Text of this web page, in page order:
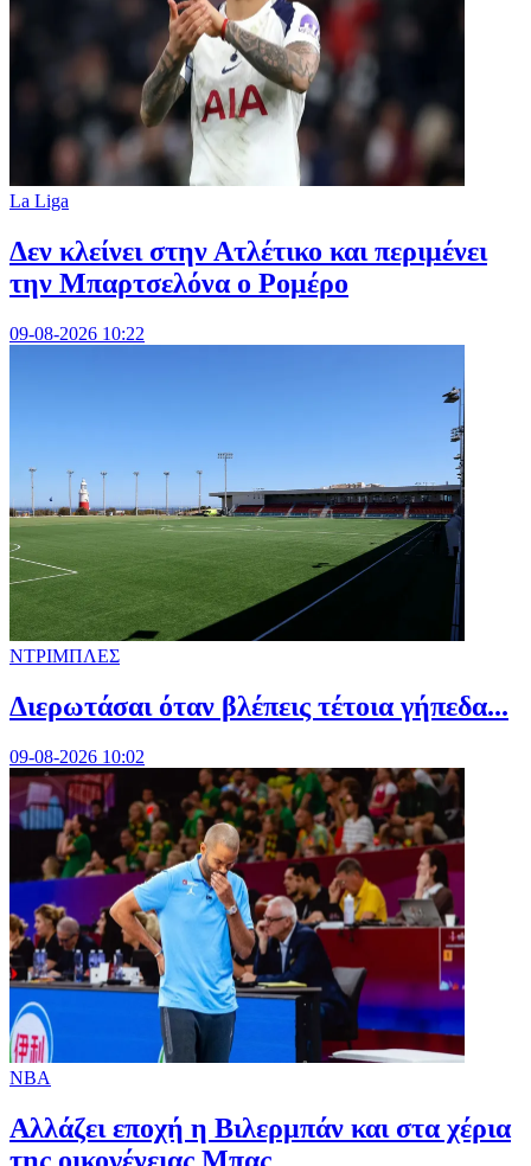
La Liga
Δεν κλείνει στην Ατλέτικο και περιμένει
την Μπαρτσελόνα ο Ρομέρο
09-08-2026 10:22
ΝΤΡΙΜΠΛΕΣ
Διερωτάσαι όταν βλέπεις τέτοια γήπεδα...
09-08-2026 10:02
NBA
Aλλάζει εποχή η Βιλερμπάν και στα χέρια